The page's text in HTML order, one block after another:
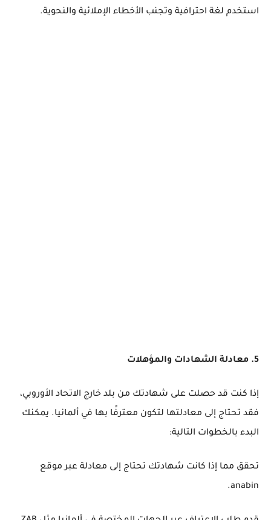
استخدم لغة احترافية وتجنب الأخطاء الإملائية والنحوية.
5. معادلة الشهادات والمؤهلات
إذا كنت قد حصلت على شهادتك من بلد خارج الاتحاد الأوروبي،
فقد تحتاج إلى معادلتها لتكون معترفًا بها في ألمانيا. يمكنك
البدء بالخطوات التالية:
تحقق مما إذا كانت شهادتك تحتاج إلى معادلة عبر موقع
anabin.